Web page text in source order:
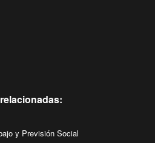
y Previsión Social